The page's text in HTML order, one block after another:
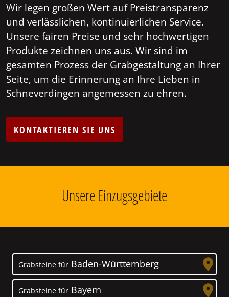
Wir legen großen Wert auf Preistransparenz
und verlässlichen, kontinuierlichen Service.
Unsere fairen Preise und sehr hochwertigen
Produkte zeichnen uns aus. Wir sind im
gesamten Prozess der Grabgestaltung an Ihrer
Seite, um die Erinnerung an Ihre Lieben in
Schneverdingen angemessen zu ehren.
KONTAKTIEREN SIE UNS
Unsere Einzugsgebiete
Grabsteine für Baden-Württemberg
Grabsteine für Bayern